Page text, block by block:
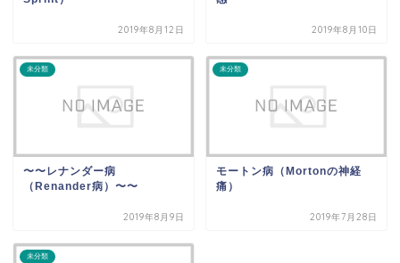
2019年8月12日 2019年8月10日
未分類
〜〜レナンダー病
（Renander病）〜〜
2019年8月9日
未分類
モートン病（Mortonの神経
痛）
2019年7月28日
未分類